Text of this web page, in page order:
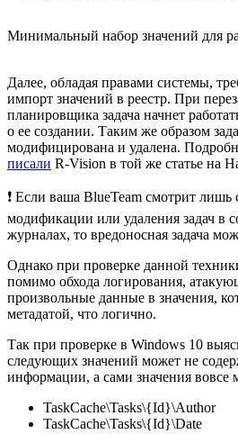
Минимальный набор значений для
Далее, обладая правами системы,
импорт значений в реестр. При
планировщика задача начнет
о ее создании. Таким же образом
модифицирована и удалена.
писали R-Vision в той же статье на
❗ Если ваша BlueTeam смотрит лишь
модификации или удаления задач в
журналах, то вредоносная задача
Однако при проверке данной
помимо обхода логирования,
произвольные данные в значения,
метадатой, что логично.
Так при проверке в Windows 10
следующих значений может не
информации, а сами значения вовсе
TaskCache\Tasks\{Id}\Author
TaskCache\Tasks\{Id}\Date